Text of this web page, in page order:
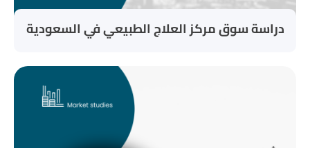
دراسة سوق مركز العلاج الطبيعي في السعودية